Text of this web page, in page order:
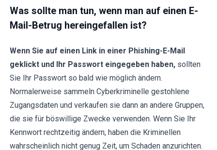
Was sollte man tun, wenn man auf einen E-
Mail-Betrug hereingefallen ist?
Wenn Sie auf einen Link in einer Phishing-E-Mail
geklickt und Ihr Passwort eingegeben haben, sollten
Sie Ihr Passwort so bald wie möglich ändern.
Normalerweise sammeln Cyberkriminelle gestohlene
Zugangsdaten und verkaufen sie dann an andere Gruppen,
die sie für böswillige Zwecke verwenden. Wenn Sie Ihr
Kennwort rechtzeitig ändern, haben die Kriminellen
wahrscheinlich nicht genug Zeit, um Schaden anzurichten.